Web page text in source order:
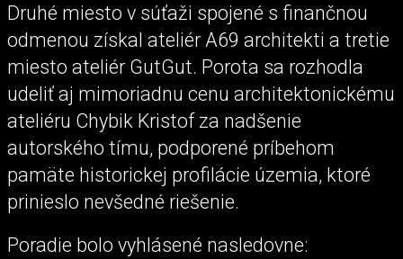
Druhé miesto v súťaži spojené s finančnou
odmenou získal ateliér A69 architekti a tretie
miesto ateliér GutGut. Porota sa rozhodla
udeliť aj mimoriadnu cenu architektonickému
ateliéru Chybik Kristof za nadšenie
autorského tímu, podporené príbehom
pamäte historickej profilácie územia, ktoré
prinieslo nevšedné riešenie.
Poradie bolo vyhlásené nasledovne: